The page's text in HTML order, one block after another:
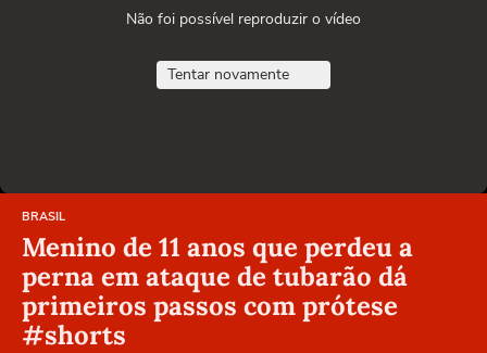
Não foi possível reproduzir o vídeo
Tentar novamente
BRASIL
Menino de 11 anos que perdeu a
perna em ataque de tubarão dá
primeiros passos com prótese
#shorts